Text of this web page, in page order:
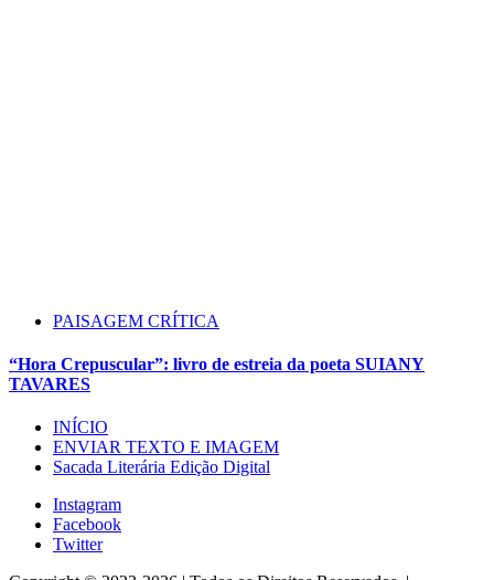
PAISAGEM CRÍTICA
“Hora Crepuscular”: livro de estreia da poeta SUIANY
TAVARES
INÍCIO
ENVIAR TEXTO E IMAGEM
Sacada Literária Edição Digital
Instagram
Facebook
Twitter